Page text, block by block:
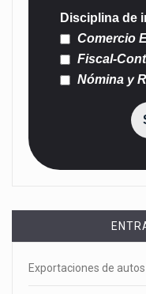
Disciplina de
Comercio
Fiscal-
Nómina y
Exportaciones de